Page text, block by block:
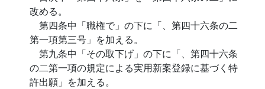
改める。
第四条中「職権で」の下に「、第四十六条の二
第一項第三号」を加える。
第九条中「その取下げ」の下に「、第四十六条
の二第一項の規定による実用新案登録に基づく特
許出願」を加える。